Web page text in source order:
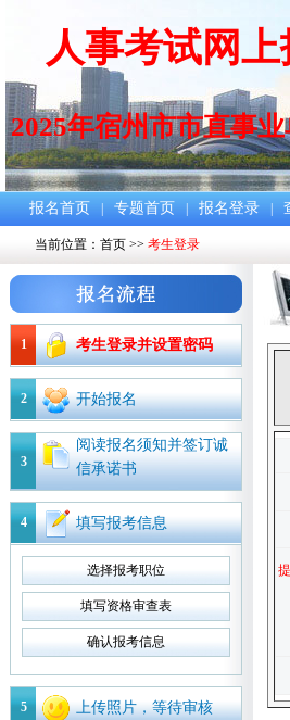
人事考试网
2025年宿州市市直事
报名首页 专题首页 报名登录
当前位置： 首页 >> 考生登录
1 考生登录并设置密码
2 开始报名
3
阅读报名须知并签订诚
信承诺书
4 填写报考信息
选择报考职位
填写资格审查表
确认报考信息
5 上传照片，等待审核